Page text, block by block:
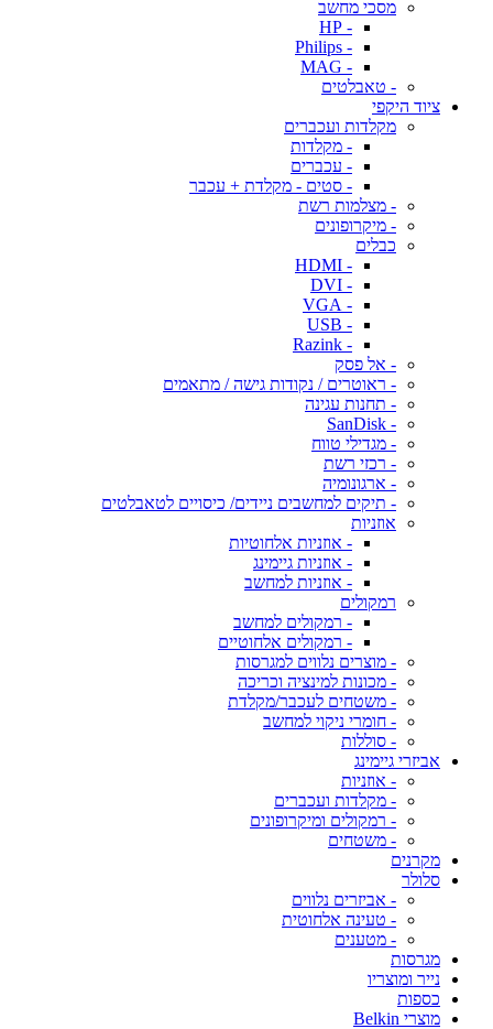
מסכי מחשב
- HP
- Philips
- MAG
- טאבלטים
ציוד היקפי
מקלדות ועכברים
- מקלדות
- עכברים
- סטים - מקלדת + עכבר
- מצלמות רשת
- מיקרופונים
כבלים
- HDMI
- DVI
- VGA
- USB
- Razink
- אל פסק
- ראוטרים / נקודות גישה / מתאמים
- תחנות עגינה
- SanDisk
- מגדילי טווח
- רכזי רשת
- ארגונומיה
- תיקים למחשבים ניידים/ כיסויים לטאבלטים
אוזניות
- אוזניות אלחוטיות
- אוזניות גיימינג
- אוזניות למחשב
רמקולים
- רמקולים למחשב
- רמקולים אלחוטיים
- מוצרים נלווים למגרסות
- מכונות למינציה וכריכה
- משטחים לעכבר/מקלדת
- חומרי ניקוי למחשב
- סוללות
אביזרי גיימינג
- אוזניות
- מקלדות ועכברים
- רמקולים ומיקרופונים
- משטחים
מקרנים
סלולר
- אביזרים נלווים
- טעינה אלחוטית
- מטענים
מגרסות
נייר ומוצריו
כספות
מוצרי Belkin